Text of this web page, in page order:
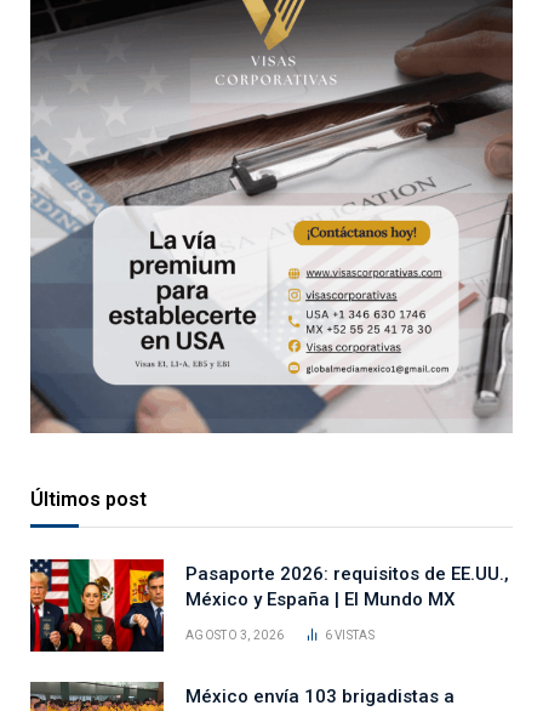
Últimos post
Pasaporte 2026: requisitos de EE.UU.,
México y España | El Mundo MX
AGOSTO 3, 2026 6VISTAS
México envía 103 brigadistas a